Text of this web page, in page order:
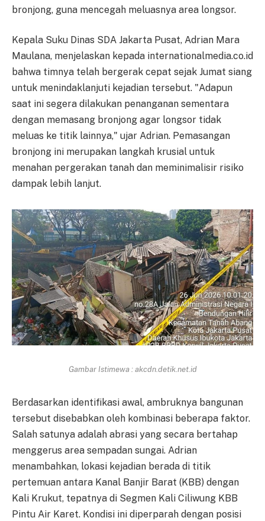
bronjong, guna mencegah meluasnya area longsor.
Kepala Suku Dinas SDA Jakarta Pusat, Adrian Mara
Maulana, menjelaskan kepada internationalmedia.co.id
bahwa timnya telah bergerak cepat sejak Jumat siang
untuk menindaklanjuti kejadian tersebut. "Adapun
saat ini segera dilakukan penanganan sementara
dengan memasang bronjong agar longsor tidak
meluas ke titik lainnya," ujar Adrian. Pemasangan
bronjong ini merupakan langkah krusial untuk
menahan pergerakan tanah dan meminimalisir risiko
dampak lebih lanjut.
Gambar Istimewa : akcdn.detik.net.id
Berdasarkan identifikasi awal, ambruknya bangunan
tersebut disebabkan oleh kombinasi beberapa faktor.
Salah satunya adalah abrasi yang secara bertahap
menggerus area sempadan sungai. Adrian
menambahkan, lokasi kejadian berada di titik
pertemuan antara Kanal Banjir Barat (KBB) dengan
Kali Krukut, tepatnya di Segmen Kali Ciliwung KBB
Pintu Air Karet. Kondisi ini diperparah dengan posisi